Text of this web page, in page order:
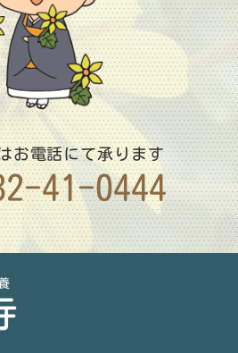
お電話にて承ります
41-0444